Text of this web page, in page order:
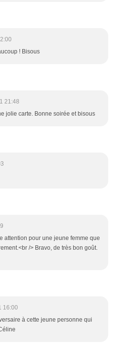
! Bisous
21:48
jolie carte. Bonne soirée et bisous
attention pour une jeune femme que
/> Bravo, de très bon goût.
16:00
à cette jeune personne qui